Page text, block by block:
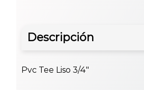
Descripción
Pvc Tee Liso 3/4″